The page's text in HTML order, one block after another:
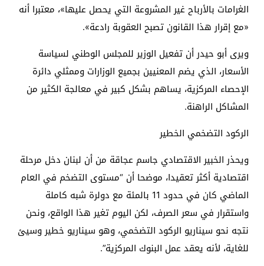
الغرامات بالأرباح غير المشروعة التي يحصل عليها»، معتبرا أنه
«مع إقرار هذا القانون تصبح العقوبة رادعة».
ويرى أبو حيدر أن تفعيل الوزير للمجلس الوطني لسياسة
الأسعار، الذي يضم المعنيين بجميع الوزارات وممثلي دائرة
الإحصاء المركزية، يساهم بشكل كبير في معالجة الكثير من
المشاكل الراهنة.
الركود التضخمي الخطير
ويحذر الخبير الاقتصادي جاسم عجاقة من أن لبنان دخل مرحلة
اقتصادية أكثر تعقيدا، موضحا أن “مستوى التضخم في العام
الماضي كان في حدود 11 بالمئة مع دولرة شبه كاملة
واستقرار في سعر الصرف، لكن اليوم تغير هذا الواقع، ونحن
نتجه نحو سيناريو الركود التضخمي، وهو سيناريو خطير وسيئ
للغاية، لأنه يعقد عمل البنوك المركزية”.